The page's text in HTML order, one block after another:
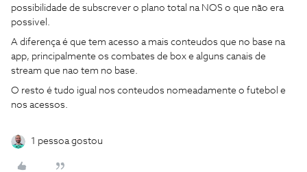
possibilidade de subscrever o plano total na NOS o que não era
possivel.
A diferença é que tem acesso a mais conteudos que no base na
app, principalmente os combates de box e alguns canais de
stream que nao tem no base.
O resto é tudo igual nos conteudos nomeadamente o futebol e
nos acessos.
1 pessoa gostou